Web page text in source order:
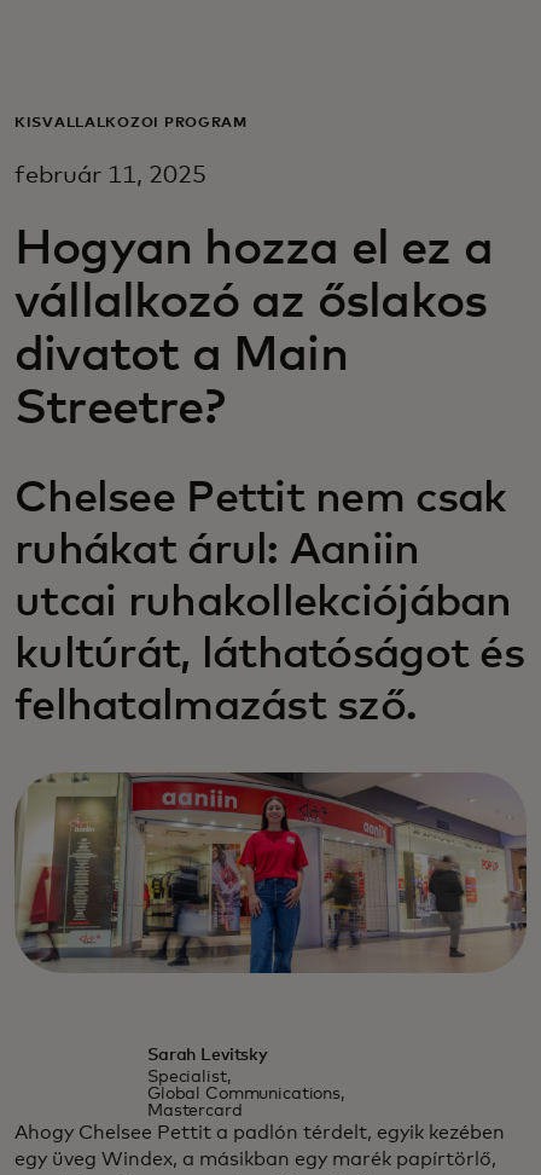
Vállalkozásoknak
Innovátoroknak
Hírek és trendek
KISVÁLLALKOZÓI PROGRAM
február 11, 2025
Hogyan hozza el ez a
vállalkozó az őslakos
divatot a Main
Streetre?
Chelsee Pettit nem csak
ruhákat árul: Aaniin
utcai ruhakollekciójában
kultúrát, láthatóságot és
felhatalmazást sző.
Sarah Levitsky
Specialist,
Global Communications,
Mastercard
Ahogy Chelsee Pettit a padlón térdelt, egyik kezében
egy üveg Windex, a másikban egy marék papírtörlő,